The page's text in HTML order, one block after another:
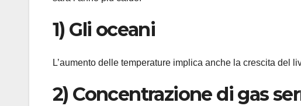
1) Gli oceani
L’aumento delle temperature implica anche la crescita del
2) Concentrazione di gas